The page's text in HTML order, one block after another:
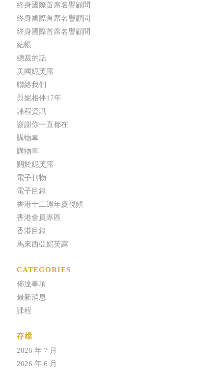
終身國際首席名譽顧問
終身國際首席名譽顧問
終身國際首席名譽顧問
結帳
總裁的話
美國妮芙露
聯絡我們
與妮相伴17年
課程資訊
謝謝你一直都在
購物車
購物車
關於妮芙露
電子刊物
電子目錄
香港十二週年慶視頻
香港會員專區
香港目錄
馬來西亞妮芙露
CATEGORIES
佈達事項
最新消息
課程
存檔
2026 年 7 月
2026 年 6 月